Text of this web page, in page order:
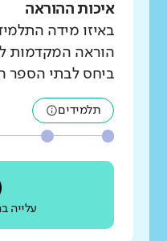
איכות ההוראה
באיזו מידה
הוראה המקדמות
ביחס לבתי הספר
תלמידים
עלייה